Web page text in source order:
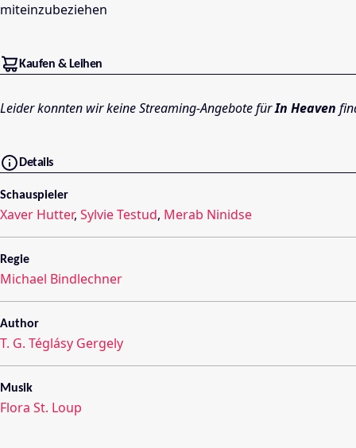
miteinzubeziehen
Kaufen & Leihen
Leider konnten wir keine Streaming-Angebote fürIn Heaven
Details
Schauspieler
Xaver Hutter, Sylvie Testud, Merab Ninidse
Regie
Michael Bindlechner
Author
T. G. Téglásy Gergely
Musik
Flora St. Loup